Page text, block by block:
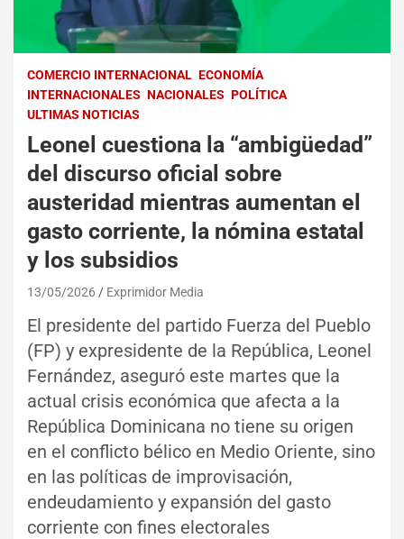
COMERCIO INTERNACIONAL ECONOMÍA
INTERNACIONALES NACIONALES POLÍTICA
ULTIMAS NOTICIAS
Leonel cuestiona la “ambigüedad”
del discurso oficial sobre
austeridad mientras aumentan el
gasto corriente, la nómina estatal
y los subsidios
13/05/2026 Exprimidor Media
El presidente del partido Fuerza del Pueblo
(FP) y expresidente de la República, Leonel
Fernández, aseguró este martes que la
actual crisis económica que afecta a la
República Dominicana no tiene su origen
en el conflicto bélico en Medio Oriente, sino
en las políticas de improvisación,
endeudamiento y expansión del gasto
corriente con fines electorales